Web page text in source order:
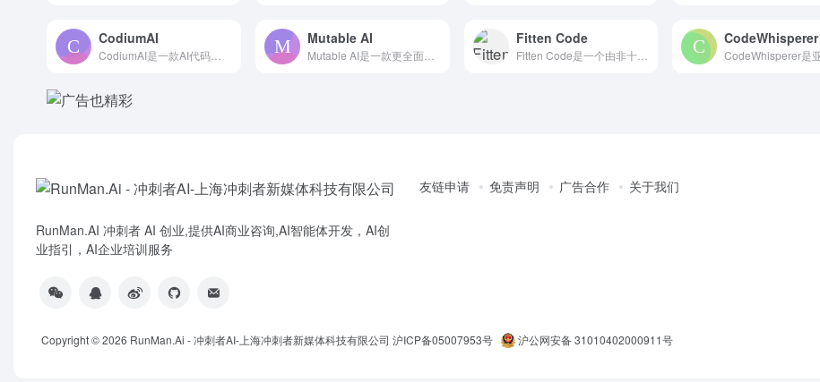
CodiumAI Mutable AI Fitten Code
Fitten Code是一个由非十科技自研代码大模型驱动的 ...
CodeWhisperer
RunMan.AI 冲刺者 AI 创业,提供AI商业咨询,AI智能体开发，AI创
业指引，AI企业培训服务
友链申请 免责声明 广告合作 关于我们
Copyright © 2026 RunMan.Ai - 冲刺者AI-上海冲刺者新媒体科技有限公司 沪ICP备05007953号 沪公网安备 31010402000911号